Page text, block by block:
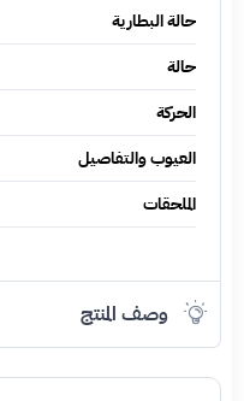
حالة البطارية
حالة
الحركة
العيوب والتفاصيل
الملحقات
وصف المنتج